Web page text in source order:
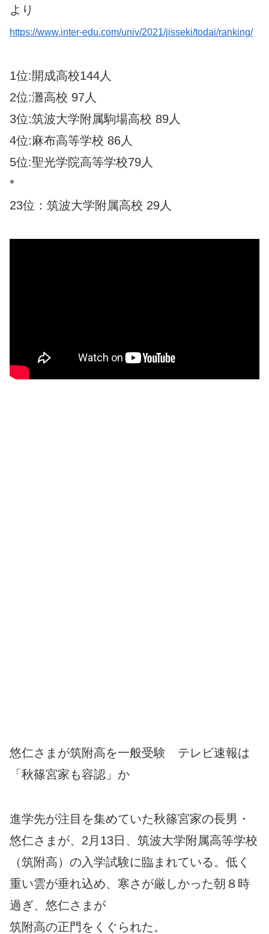
より
https://www.inter-edu.com/univ/2021/jisseki/todai/ranking/
1位:開成高校144人
2位:灘高校 97人
3位:筑波大学附属駒場高校 89人
4位:麻布高等学校 86人
5位:聖光学院高等学校79人
*
23位：筑波大学附属高校 29人
悠仁さまが筑附高を一般受験 テレビ速報は
「秋篠宮家も容認」か
進学先が注目を集めていた秋篠宮家の長男・
悠仁さまが、2月13日、筑波大学附属高等学校
（筑附高）の入学試験に臨まれている。低く
重い雲が垂れ込め、寒さが厳しかった朝８時
過ぎ、悠仁さまが
筑附高の正門をくぐられた。